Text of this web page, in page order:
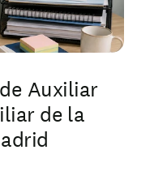
Auxiliar
de la